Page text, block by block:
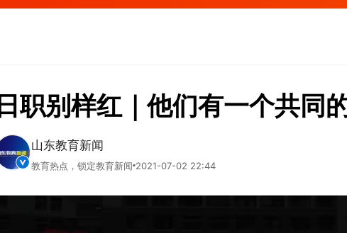
日职别样红｜他们有一个共同
山东教育新闻
教育热点，锁定教育新闻 2021-07-02 22:44